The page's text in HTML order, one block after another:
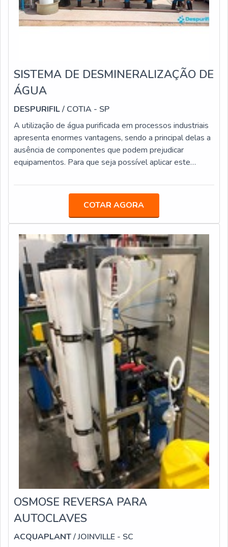
SISTEMA DE DESMINERALIZAÇÃO DE
ÁGUA
DESPURIFIL/ COTIA - SP
A utilização de água purificada em processos industriais
apresenta enormes vantagens, sendo a principal delas a
ausência de componentes que podem prejudicar
equipamentos. Para que seja possível aplicar este
disposição um sistema de desmineralização de água,
vestígio de sais minerais, impurezas e metais que
possam estar presentes.A aplicação de diversos
métodos é indicada para isso, de
COTAR AGORA
OSMOSE REVERSA PARA
AUTOCLAVES
ACQUAPLANT/ JOINVILLE - SC